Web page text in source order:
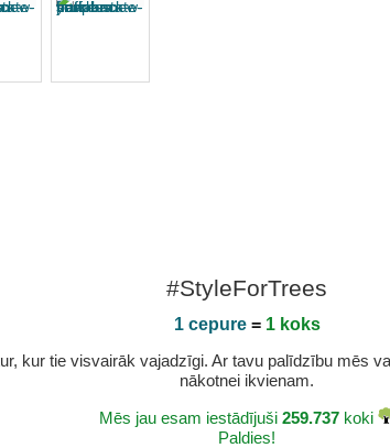
#StyleForTrees
1 cepure= 1 koks
kur tie visvairāk vajadzīgi. Ar tavu palīdzību mēs
nākotnei ikvienam.
Mēs jau esam iestādījuši 259.737 koki
Paldies!